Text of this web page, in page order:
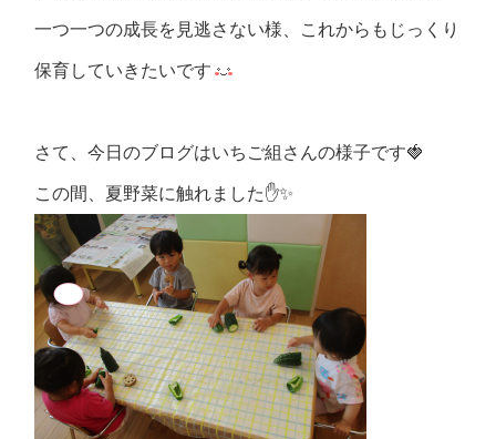
一つ一つの成長を見逃さない様、これからもじっくり
保育していきたいです
さて、今日のブログはいちご組さんの様子です🍓
この間、夏野菜に触れました✋✨